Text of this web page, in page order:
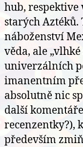
hub,
starých
náboženství
věda, ale
univerzálních
imanentním
absolutně nic
další
recenzentky?),
především